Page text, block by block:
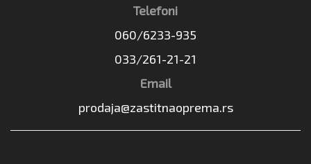
Telefoni
060/6233-935
033/261-21-21
Email
prodaja@zastitnaoprema.rs